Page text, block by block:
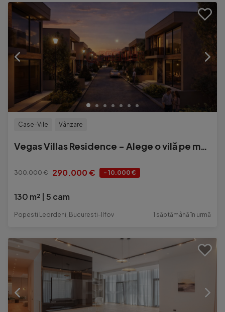
Case-Vile Vânzare
Vegas Villas Residence - Alege o vilă pe măsura vieții
300.000 € 290.000 € - 10.000 €
130 m² 5 cam
Popesti Leordeni, Bucuresti-Ilfov 1 săptămână în urmă